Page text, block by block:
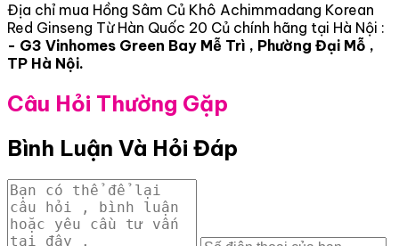
Địa chỉ mua Hồng Sâm Củ Khô Achimmadang Korean
Red Ginseng Từ Hàn Quốc 20 Củ chính hãng tại Hà Nội :
- G3 Vinhomes Green Bay Mễ Trì , Phường Đại Mỗ ,
TP Hà Nội.
Câu Hỏi Thường Gặp
Bình Luận Và Hỏi Đáp